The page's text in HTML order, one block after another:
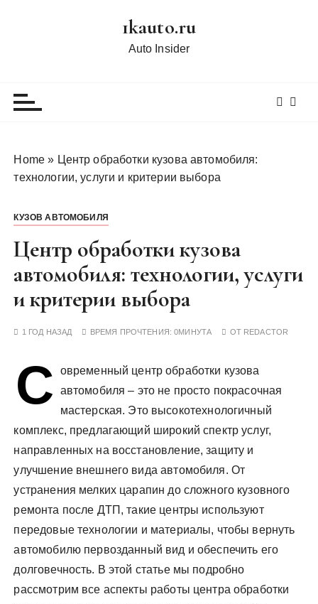
1kauto.ru
Auto Insider
Home » Центр обработки кузова автомобиля:
технологии, услуги и критерии выбора
КУЗОВ АВТОМОБИЛЯ
Центр обработки кузова
автомобиля: технологии, услуги
и критерии выбора
1 ГОД НАЗАД ВРЕМЯ ПРОЧТЕНИЯ:0МИНУТА ОТ REDACTOR
С
овременный центр обработки кузова
автомобиля – это не просто покрасочная
мастерская. Это высокотехнологичный
комплекс, предлагающий широкий спектр услуг,
направленных на восстановление, защиту и
улучшение внешнего вида автомобиля. От
устранения мелких царапин до сложного кузовного
ремонта после ДТП, такие центры используют
передовые технологии и материалы, чтобы вернуть
автомобилю первозданный вид и обеспечить его
долговечность. В этой статье мы подробно
рассмотрим все аспекты работы центра обработки